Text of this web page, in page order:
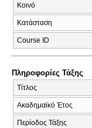
Κοινό
Κατάσταση
Course ID
Πληροφορίες Τάξης
Τίτλος
Ακαδημαϊκό Έτος
Περίοδος Τάξης